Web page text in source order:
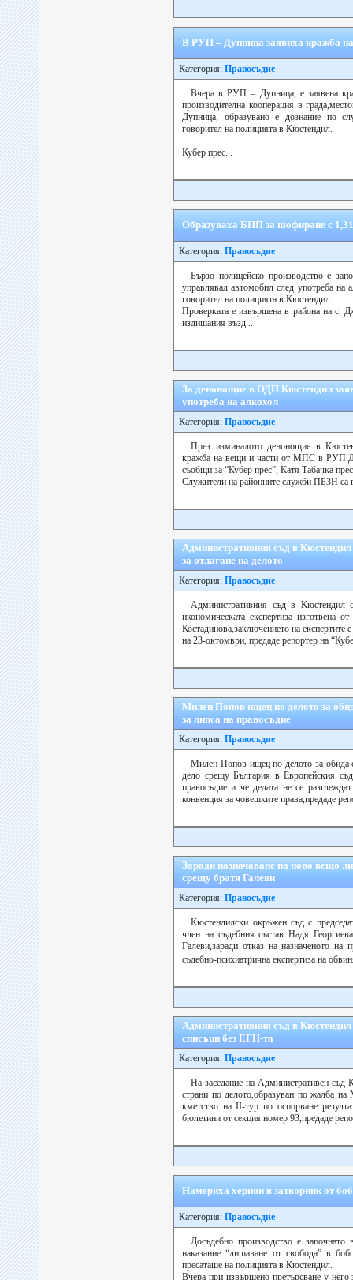
В РУП – Дупница заявиха кражба
Категория: Правосъдие
Вчера в РУП – Дупница, е заявена
производителна кооперация в
Дупница, образувано е дознание по
говорител на полицията в Кюстендил.
Кубер прес...
Образуваха БПП за шофиране с
Категория: Правосъдие
Бързо полицейско производство е
управлявал автомобил след употреба на
говорител на полицията в Кюстендил.
Проверката е извършена в района на с.
издишания възд...
За денонощие в ОДП Кюстендил
употреба на алкохол
Категория: Правосъдие
През изминалото денонощие в
кражба на вещи и части от МПС в РУП
съобщи за “Кубер прес”, Катя Табачка
Служители на районните служби ПБЗН са
Административния съд в Кюстендил
за отлагане на делото
Категория: Правосъдие
Административния съд в Кюстендил
икономическата експертиза
Костадинова,заключението на
на 23-октомври, предаде репортер на
Милен Попов ищец по делото за
за липса на правосъдие
Категория: Правосъдие
Милен Попов ищец по делото за обида
дело срещу България в Европейския
правосъдие и че делата не се
конвенция за човешките права,предаде
Заради назначаване на ново вещо
срещу братя Галеви
Категория: Правосъдие
Кюстендилски окръжен съд с
член на съдебния състав Надя
Галеви,заради отказ на назначеното
съдебно-психиатрична експертиза на
Административния съд в
списъци без ЕГН-та
Категория: Правосъдие
На заседание на Административен съд
страни по делото,образуван по жалба
кметство на ІІ-тур по оспорване
бюлетини от секция номер 93,предаде
Намериха херион в затворник от
Категория: Правосъдие
Досъдебно производство е
наказание “лишаване от свобода” в
пресаташе на полицията в Кюстендил.
Вчера при извършено претърсване у него